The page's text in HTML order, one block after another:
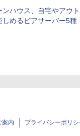
ンハウス、自宅やアウ
しめるビアサーバー5種
案内 プライバシーポリシ